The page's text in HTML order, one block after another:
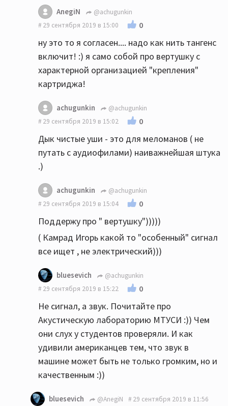
AnegiN
@achugunkin
29 сентября 2019 в 15:00
0
ну это то я согласен.... надо как нить тангенс
включит! :) я само собой про вертушку с
характерной организацией "крепления"
картриджа!
achugunkin
@achugunkin
29 сентября 2019 в 15:02
0
Дык чистые уши - это для меломанов ( не
путать с аудиофилами) наиважнейшая штука
.)
achugunkin
@achugunkin
29 сентября 2019 в 15:04
0
Поддержу про " вертушку")))))
( Камрад Игорь какой то "особенный" сигнал
все ищет , не электрический)))
bluesevich
@achugunkin
29 сентября 2019 в 15:22
0
Не сигнал, а звук. Почитайте про
Акустическую лабораторию МТУСИ :)) Чем
они слух у студентов проверяли. И как
удивили американцев тем, что звук в
машине может быть не только громким, но и
качественным :))
bluesevich @AnegiN 29 сентября 2019 в 11:56